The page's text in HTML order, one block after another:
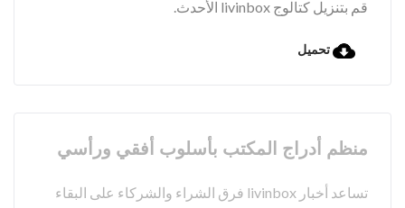
قم بتنزيل كتالوج livinbox الأحدث.
تحميل
منظم أدراج المكتب بأسلوب أفقي ورأسي
تساعد أخبار livinbox فرق الشراء والشركاء على البقاء